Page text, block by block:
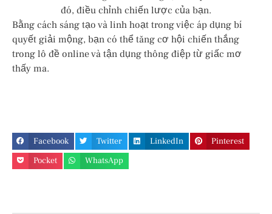
đó, điều chỉnh chiến lược của bạn.
Bằng cách sáng tạo và linh hoạt trong việc áp dụng bí
quyết giải mộng, bạn có thể tăng cơ hội chiến thắng
trong lô đề online và tận dụng thông điệp từ giấc mơ
thấy ma.
Facebook Twitter LinkedIn
Pinterest
Pocket
WhatsApp